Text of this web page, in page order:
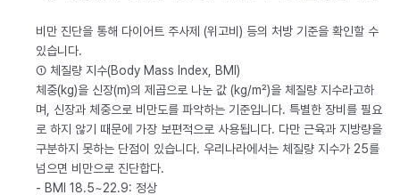
비만 진단을 통해 다이어트 주사제 (위고비) 등의 처방 기준을 확인할 수
있습니다.
① 체질량 지수(Body Mass Index, BMI)
체중(kg)을 신장(m)의 제곱으로 나눈 값 (kg/m²)을 체질량 지수라고하
며, 신장과 체중으로 비만도를 파악하는 기준입니다. 특별한 장비를 필요
로 하지 않기 때문에 가장 보편적으로 사용됩니다. 다만 근육과 지방량을
구분하지 못하는 단점이 있습니다. 우리나라에서는 체질량 지수가 25를
넘으면 비만으로 진단합다.
- BMI 18.5~22.9: 정상